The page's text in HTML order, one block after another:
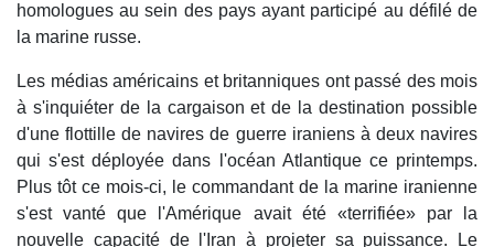
homologues au sein des pays ayant participé au défilé de
la marine russe.
Les médias américains et britanniques ont passé des mois
à s'inquiéter de la cargaison et de la destination possible
d'une flottille de navires de guerre iraniens à deux navires
qui s'est déployée dans l'océan Atlantique ce printemps.
Plus tôt ce mois-ci, le commandant de la marine iranienne
s'est vanté que l'Amérique avait été «terrifiée» par la
nouvelle capacité de l'Iran à projeter sa puissance. Le